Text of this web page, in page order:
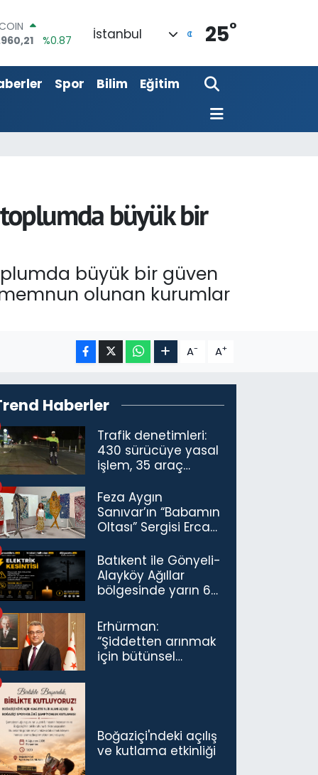
%0.18
%0.32
İstanbul 25°
Spor Bilim Eğitim
toplumda büyük bir
büyük bir güven
olunan kurumlar
A- A+
Haberler
Trafik denetimleri:
430 sürücüye yasal
işlem, 35 araç
Feza Aygın
Sanıvar’ın “Babamın
Oltası” Sergisi Ercan
Açıldı
Batıkent ile Gönyeli-
Alayköy Ağıllar
bölgesinde yarın 6
kesintisi…
Erhürman:
“Şiddetten arınmak
için bütünsel
Boğaziçi'ndeki açılış
ve kutlama etkinliği